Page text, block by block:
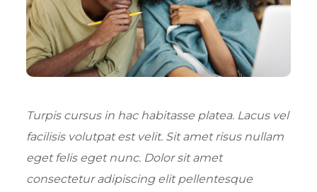
Turpis cursus in hac habitasse platea. Lacus vel
facilisis volutpat est velit. Sit amet risus nullam
eget felis eget nunc. Dolor sit amet
consectetur adipiscing elit pellentesque